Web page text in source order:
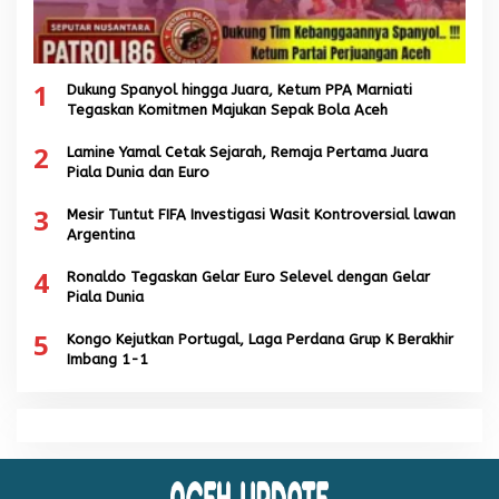
1
Dukung Spanyol hingga Juara, Ketum PPA Marniati
Tegaskan Komitmen Majukan Sepak Bola Aceh
2
Lamine Yamal Cetak Sejarah, Remaja Pertama Juara
Piala Dunia dan Euro
3
Mesir Tuntut FIFA Investigasi Wasit Kontroversial lawan
Argentina
4
Ronaldo Tegaskan Gelar Euro Selevel dengan Gelar
Piala Dunia
5
Kongo Kejutkan Portugal, Laga Perdana Grup K Berakhir
Imbang 1-1